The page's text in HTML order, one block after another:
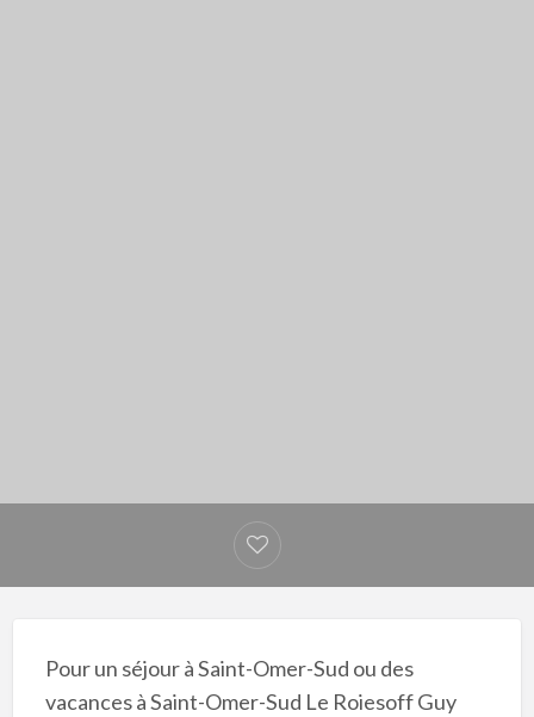
Pour un séjour à Saint-Omer-Sud ou des
vacances à Saint-Omer-Sud Le Roiesoff Guy